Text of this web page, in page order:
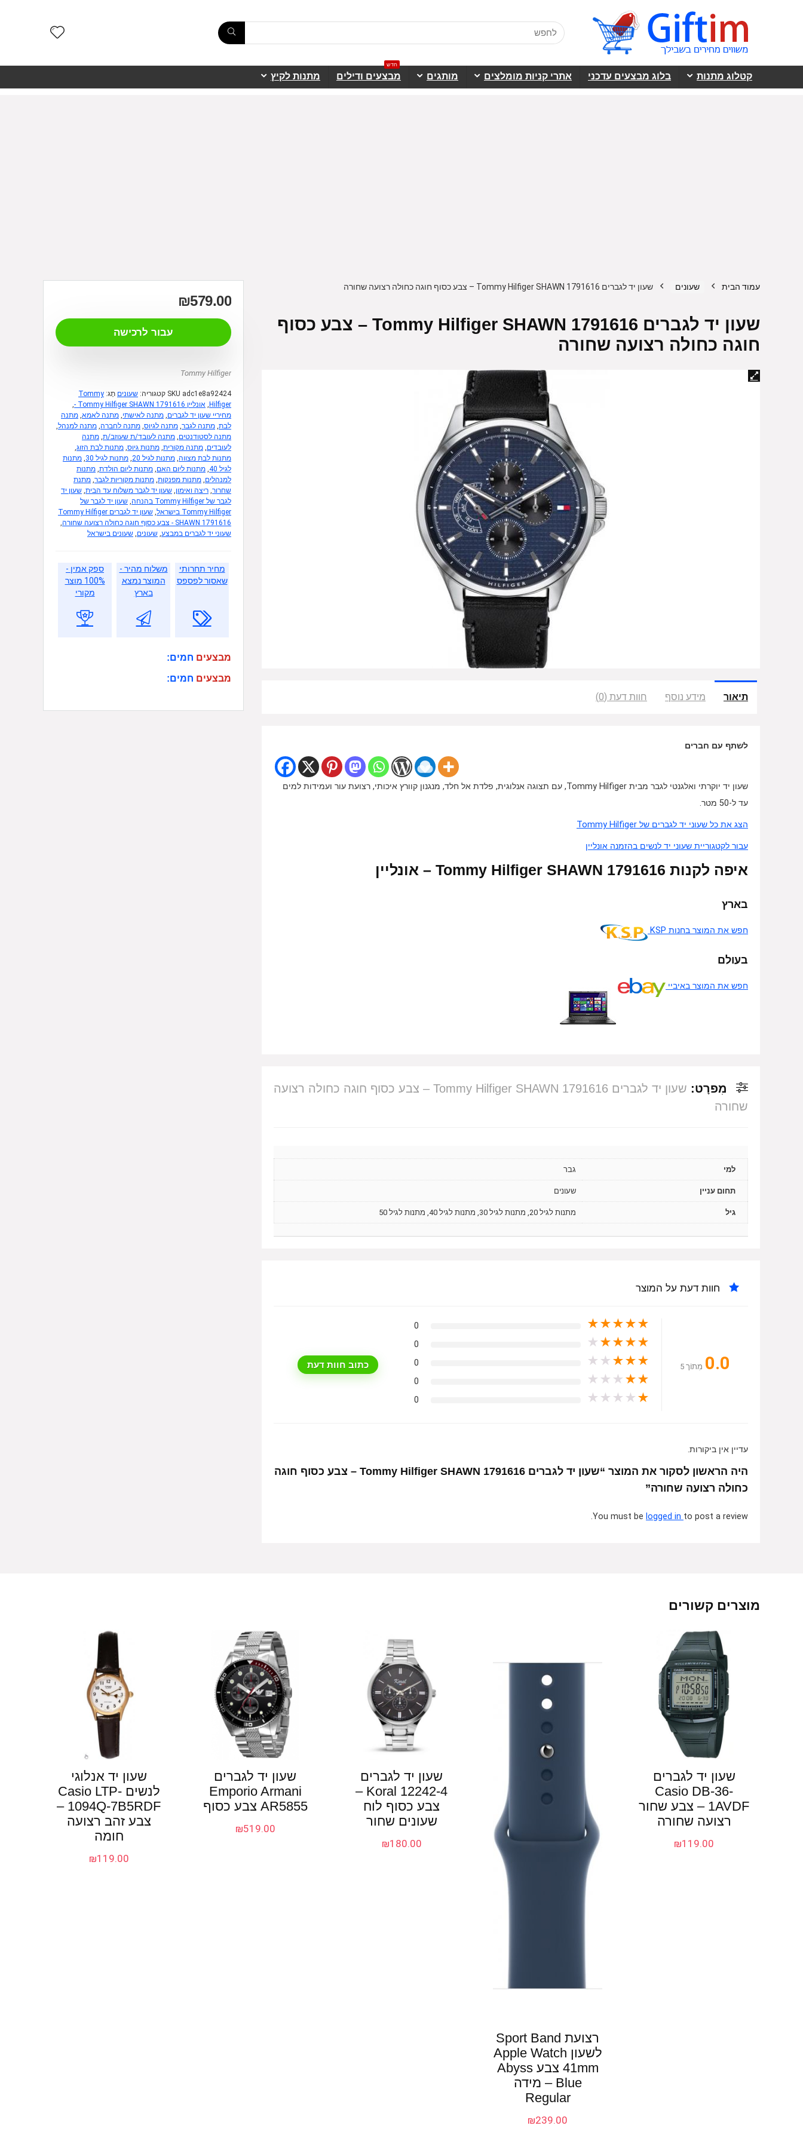
קטלוג מתנות בלוג מבצעים עדכני אתרי קניות מומלצים מותגים מבצעים ודילים
חדש
מתנות לקיץ
עמוד הבית שעונים שעון יד לגברים Tommy Hilfiger SHAWN 1791616 – צבע כסוף חוגה כחולה רצועה שחורה
שעון יד לגברים Tommy Hilfiger SHAWN 1791616 – צבע כסוף
חוגה כחולה רצועה שחורה
תיאור מידע נוסף חוות דעת (0)
לשתף עם חברים
שעון יד יוקרתי ואלגנטי לגבר מבית Tommy Hilfiger, עם תצוגה אנלוגית, פלדת אל חלד, מנגנון קוורץ איכותי, רצועת עור ועמידות למים
עד ל-50 מטר.
הצג את כל שעוני יד לגברים של Tommy Hilfiger
עבור לקטגוריית שעוני יד לנשים בהזמנה אונליין
איפה לקנות Tommy Hilfiger SHAWN 1791616 – אונליין
בארץ
חפש את המוצר בחנות KSP
בעולם
חפש את המוצר באיביי
מִפרָט:
שעון יד לגברים Tommy Hilfiger SHAWN 1791616 – צבע כסוף חוגה כחולה רצועה
שחורה
למי גבר
תחום עניין שעונים
גיל מתנות לגיל 20, מתנות לגיל 30, מתנות לגיל 40, מתנות לגיל 50
חוות דעת על המוצר
0.0 מִתוֹך 5
★
★
★
★
★
0
★
★
★
★
★
0
★
★
★
★
★
0
★
★
★
★
★
0
★
★
★
★
★
0
כתוב חוות דעת
עדיין אין ביקורות.
היה הראשון לסקור את המוצר “שעון יד לגברים Tommy Hilfiger SHAWN 1791616 – צבע כסוף חוגה
כחולה רצועה שחורה”
You must be logged in to post a review.
₪579.00
עבור לרכישה
Tommy Hilfiger
SKU adc1e8a92424 קטגוריה: שעונים תָג: Tommy
Hilfiger
, אונליין Tommy Hilfiger SHAWN 1791616 -
,
מחיריי שעון יד לגברים, מתנה לאישתי, מתנה לאמא, מתנה
לבת, מתנה לגבר, מתנה לגיוס, מתנה לחברה, מתנה למנהל,
מתנה לסטודנטים, מתנה לעובד/ת שעוזב/ת, מתנה
לעובדים, מתנה מקורית, מתנות גיוס, מתנות לבת הזוג,
מתנות לבת מצווה, מתנות לגיל 20 , מתנות לגיל 30 , מתנות
לגיל 40
, מתנות ליום האם, מתנות ליום הולדת, מתנות
למנהלים, מתנות מפנקות, מתנות מקוריות לגבר, מתנת
שחרור, ריצה ואימון, שעון יד לגבר משלוח עד הבית, שעון יד
לגבר של Tommy Hilfiger בהנחה
, שעון יד לגבר של
Tommy Hilfiger בישראל
,
שעון יד לגברים Tommy Hilfiger
SHAWN 1791616 - צבע כסוף חוגה כחולה רצועה שחורה
,
שעוני יד לגברים במבצע, שעונים, שעונים בישראל
מחיר תחרותי
שאסור לפספס
משלוח מהיר -
המוצר נמצא
בארץ
ספק אמין -
100% מוצר
מקורי
מבצעים חמים:
מבצעים חמים:
מוצרים קשורים
שעון יד לגברים
Casio DB-36-
1AVDF – צבע שחור
רצועה שחורה
₪119.00
רצועת Sport Band
לשעון Apple Watch
41mm צבע Abyss
Blue – מידה
Regular
₪239.00
שעון יד לגברים
Koral 12242-4 –
צבע כסוף לוח
שעונים שחור
₪180.00
שעון יד לגברים
Emporio Armani
AR5855 צבע כסוף
₪519.00
שעון יד אנלוגי
לנשים Casio LTP-
1094Q-7B5RDF –
צבע זהב רצועה
חומה
₪119.00